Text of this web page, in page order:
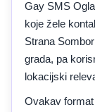
Gay SMS
koje žele
Strana
grada, pa
lokacijski
Ovakav